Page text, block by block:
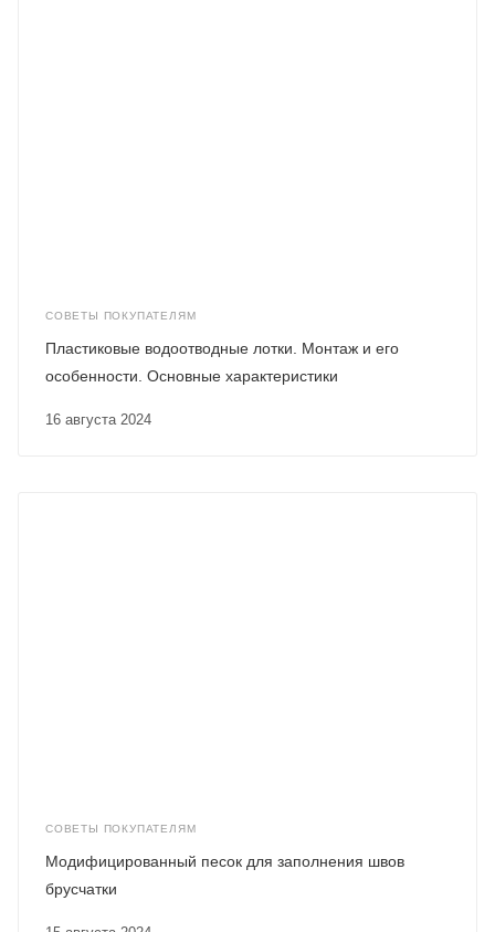
СОВЕТЫ ПОКУПАТЕЛЯМ
16 августа 2024
Пластиковые водоотводные лотки. Монтаж и его
особенности. Основные характеристики
СОВЕТЫ ПОКУПАТЕЛЯМ
Модифицированный песок для заполнения швов
брусчатки